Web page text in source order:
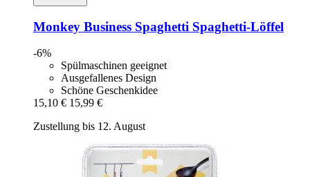
Monkey Business Spaghetti Spaghetti-​Löffel
-6%
Spülmaschinen geeignet
Ausgefallenes Design
Schöne Geschenkidee
15,10 € 15,99 €
Zustellung bis 12. August